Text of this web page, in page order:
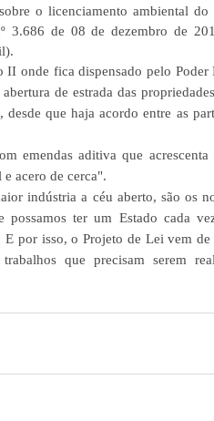
o licenciamento ambiental do
3.686 de 08 de dezembro de
II onde fica dispensado pelo Poder
de estrada das
desde que haja acordo entre as
emendas aditiva que
acero de cerca".
indústria a céu aberto, são os
possamos ter um Estado cada
por isso, o Projeto de Lei vem de
que precisam serem